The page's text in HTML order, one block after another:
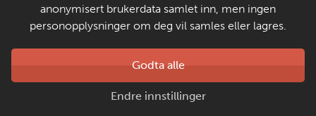
Kontakt oss
Personvern og informasjonskapsler
Laget av
Matprat
anonymisert brukerdata samlet inn, men ingen
personopplysninger om deg vil samles eller lagres.
Godta alle
Endre innstillinger